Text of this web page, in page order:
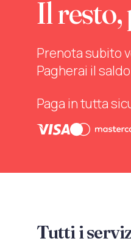
Il
Prenota subito
Pagherai il
Paga in tutta
Tutti i